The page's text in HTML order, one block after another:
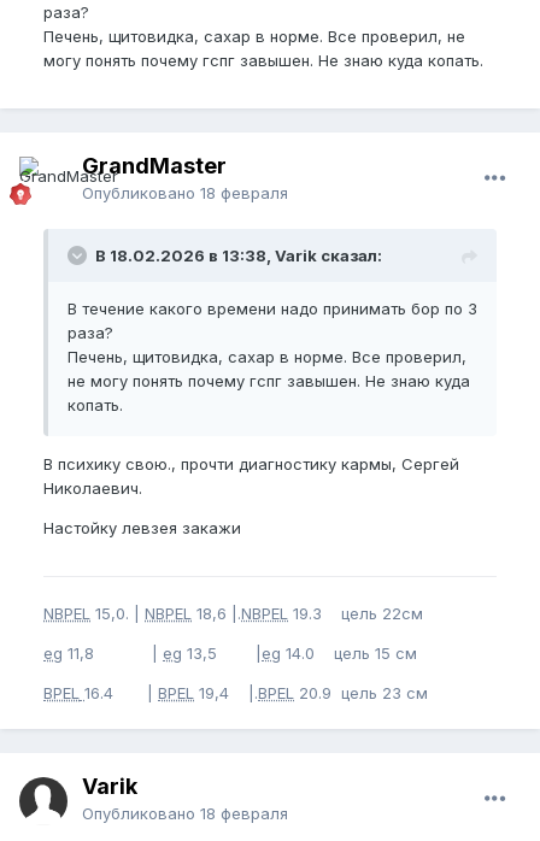
стартовыми куда больше, чем 19 см можешь
сделать
раза?
Печень, щитовидка, сахар в норме. Все проверил, не
могу понять почему гспг завышен. Не знаю куда копать.
GrandMaster
Опубликовано 18 февраля
В 18.02.2026 в 13:38, Varik сказал:
В течение какого времени надо принимать бор по 3
раза?
Печень, щитовидка, сахар в норме. Все проверил,
не могу понять почему гспг завышен. Не знаю куда
копать.
В психику свою., прочти диагностику кармы, Сергей
Николаевич.
Настойку левзея закажи
NBPEL 15,0. | NBPEL 18,6 |.NBPEL 19.3 цель 22см
eg 11,8 | eg 13,5 | eg 14.0 цель 15 см
BPEL 16.4 | BPEL 19,4 |.BPEL 20.9 цель 23 см
Varik
Опубликовано 18 февраля